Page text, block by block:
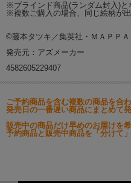
※ブラインド商品(ランダム封入)と
※複数ご購入の場合、同じ絵柄が
©藤本タツキ／集英社・ＭＡＰＰＡ
発売元：アズメーカー
4582605229407
ご予約商品を含む複数の商品を合
発売日の一番遅い商品にまとめて発
販売中の商品だけ早めのお届けを
予約商品と販売中商品を「分けて